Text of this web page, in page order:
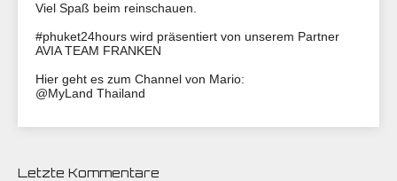
Viel Spaß beim reinschauen.
#phuket24hours wird präsentiert von unserem Partner
AVIA TEAM FRANKEN
Hier geht es zum Channel von Mario:
@MyLand Thailand
Letzte Kommentare